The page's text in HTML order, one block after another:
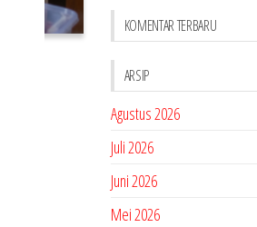
KOMENTAR TERBARU
ARSIP
Agustus 2026
Juli 2026
Juni 2026
Mei 2026